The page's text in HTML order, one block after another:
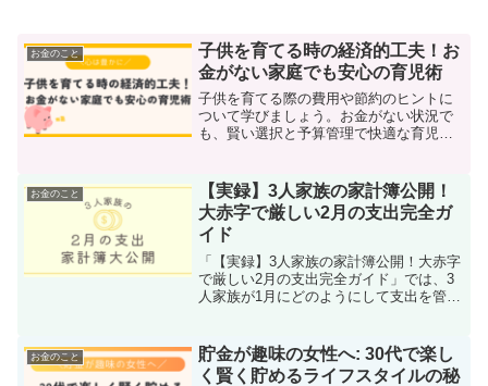
お金のこと
子供を育てる時の経済的工夫！お
金がない家庭でも安心の育児術
子供を育てる際の費用や節約のヒントに
ついて学びましょう。お金がない状況で
も、賢い選択と予算管理で快適な育児が
お金のこと
【実録】3人家族の家計簿公開！
大赤字で厳しい2月の支出完全ガ
イド
「【実録】3人家族の家計簿公開！大赤字
で厳しい2月の支出完全ガイド」では、3
人家族が1月にどのようにして支出を管理
な節約方法まで、実体験に基づく貴重な
情報を共有します。
お金のこと
貯金が趣味の女性へ: 30代で楽し
く賢く貯めるライフスタイルの秘